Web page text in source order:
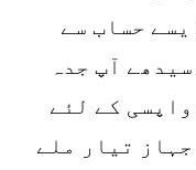
حساب سے
آپ جدہ
کے لئے
تیار ملے